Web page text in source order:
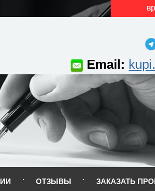
Email:
ОТЗЫВЫ ЗАКАЗАТЬ